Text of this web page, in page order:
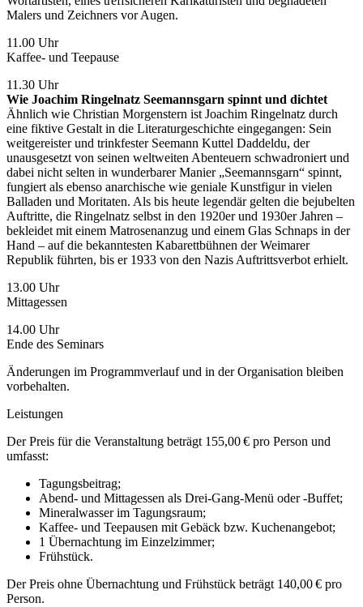
Malers und Zeichners vor Augen.
11.00 Uhr
Kaffee- und Teepause
11.30 Uhr
Wie Joachim Ringelnatz Seemannsgarn spinnt und dichtet
Ähnlich wie Christian Morgenstern ist Joachim Ringelnatz durch
eine fiktive Gestalt in die Literaturgeschichte eingegangen: Sein
weitgereister und trinkfester Seemann Kuttel Daddeldu, der
unausgesetzt von seinen weltweiten Abenteuern schwadroniert und
dabei nicht selten in wunderbarer Manier „Seemannsgarn“ spinnt,
fungiert als ebenso anarchische wie geniale Kunstfigur in vielen
Balladen und Moritaten. Als bis heute legendär gelten die bejubelten
Auftritte, die Ringelnatz selbst in den 1920er und 1930er Jahren –
bekleidet mit einem Matrosenanzug und einem Glas Schnaps in der
Hand – auf die bekanntesten Kabarettbühnen der Weimarer
Republik führten, bis er 1933 von den Nazis Auftrittsverbot erhielt.
13.00 Uhr
Mittagessen
14.00 Uhr
Ende des Seminars
Änderungen im Programmverlauf und in der Organisation bleiben
vorbehalten.
Leistungen
Der Preis für die Veranstaltung beträgt 155,00 € pro Person und
umfasst:
Tagungsbeitrag;
Abend- und Mittagessen als Drei-Gang-Menü oder -Buffet;
Mineralwasser im Tagungsraum;
Kaffee- und Teepausen mit Gebäck bzw. Kuchenangebot;
1 Übernachtung im Einzelzimmer;
Frühstück.
Der Preis ohne Übernachtung und Frühstück beträgt 140,00 € pro
Person.